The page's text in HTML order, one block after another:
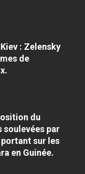
: Zelensky
de
du
soulevées par
sur les
en Guinée.